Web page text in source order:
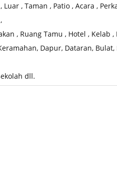
Luar , Taman , Patio , Acara ,
, Ruang Tamu , Hotel , Kelab
Dapur, Dataran,
dll.